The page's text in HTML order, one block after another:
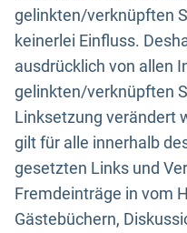
gelinkten/verknüpften
keinerlei Einfluss.
ausdrücklich von allen
gelinkten/verknüpften
Linksetzung verändert
gilt für alle innerhalb
gesetzten Links und
Fremdeinträge in vom
Gästebüchern,